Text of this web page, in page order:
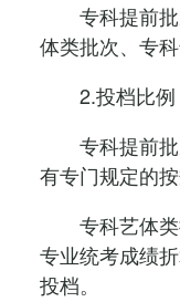
专科提前
体类批次、专
2.投档比例
专科提前
有专门规定的
专科艺体
专业统考成绩
投档。